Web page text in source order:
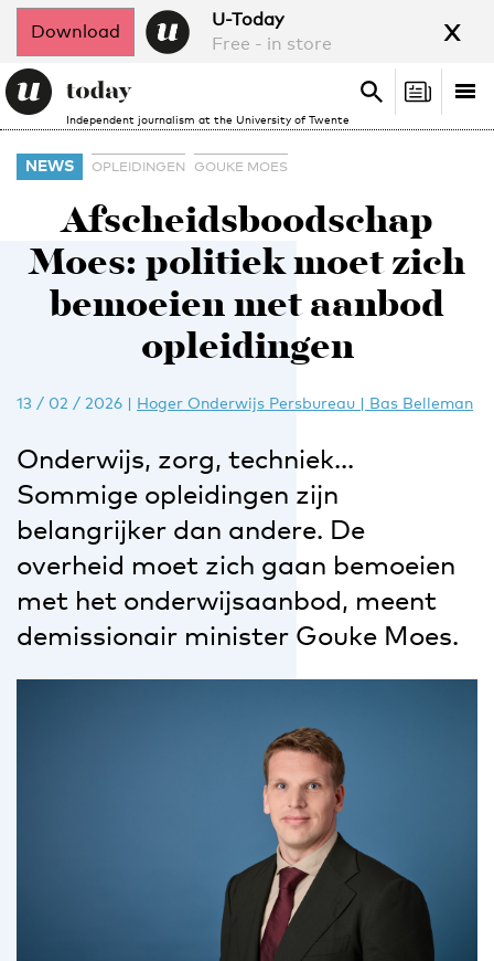
Download
U-Today
Free - in store
x
Independent journalism at the University of Twente
Search
Search
NEWS OPLEIDINGEN GOUKE MOES
Afscheidsboodschap
Moes: politiek moet zich
bemoeien met aanbod
opleidingen
13 / 02 / 2026 | Hoger Onderwijs Persbureau | Bas Belleman
Onderwijs, zorg, techniek…
Sommige opleidingen zijn
belangrijker dan andere. De
overheid moet zich gaan bemoeien
met het onderwijsaanbod, meent
demissionair minister Gouke Moes.